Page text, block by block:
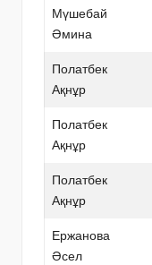
Мүшебай
Әмина
Полатбек
Ақнұр
Полатбек
Ақнұр
Полатбек
Ақнұр
Ержанова
Әсел